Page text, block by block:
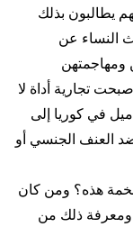
يطالبون بذلك
النساء عن
ومهاجمتهن
تجارية أداة لا
في كوريا إلى
العنف الجنسي أو
هذه؟ ومن كان
ومعرفة ذلك من